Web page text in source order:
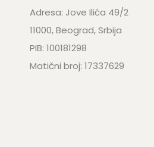
Adresa: Jove Ilića 49/2
11000, Beograd, Srbija
PIB: 100181298
Matični broj: 17337629